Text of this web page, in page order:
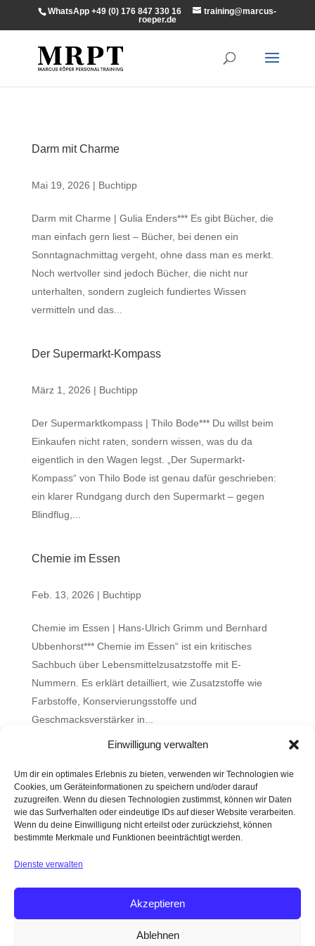
Einwilligung verwalten
Um dir ein optimales Erlebnis zu bieten, verwenden wir Technologien wie
Cookies, um Geräteinformationen zu speichern und/oder darauf
zuzugreifen. Wenn du diesen Technologien zustimmst, können wir Daten
wie das Surfverhalten oder eindeutige IDs auf dieser Website verarbeiten.
Wenn du deine Einwilligung nicht erteilst oder zurückziehst, können
bestimmte Merkmale und Funktionen beeinträchtigt werden.
Dienste verwalten
Akzeptieren
Ablehnen
WhatsApp +49 (0) 176 847 330 16
training@marcus-
roeper.de
Darm mit Charme
Mai 19, 2026 | Buchtipp
Darm mit Charme | Gulia Enders*** Es gibt Bücher, die
man einfach gern liest – Bücher, bei denen ein
Sonntagnachmittag vergeht, ohne dass man es merkt.
Noch wertvoller sind jedoch Bücher, die nicht nur
unterhalten, sondern zugleich fundiertes Wissen
vermitteln und das...
Der Supermarkt-Kompass
März 1, 2026 | Buchtipp
Der Supermarktkompass | Thilo Bode*** Du willst beim
Einkaufen nicht raten, sondern wissen, was du da
eigentlich in den Wagen legst. „Der Supermarkt-
Kompass“ von Thilo Bode ist genau dafür geschrieben:
ein klarer Rundgang durch den Supermarkt – gegen
Blindflug,...
Chemie im Essen
Feb. 13, 2026 | Buchtipp
Chemie im Essen | Hans-Ulrich Grimm und Bernhard
Ubbenhorst*** Chemie im Essen“ ist ein kritisches
Sachbuch über Lebensmittelzusatzstoffe mit E-
Nummern. Es erklärt detailliert, wie Zusatzstoffe wie
Farbstoffe, Konservierungsstoffe und
Geschmacksverstärker in...
Bio-Hacking und Longevity – nur coole Wörter oder
steckt da etwas substantielles dahinter?
Was ist gesunder Stuhlgang?